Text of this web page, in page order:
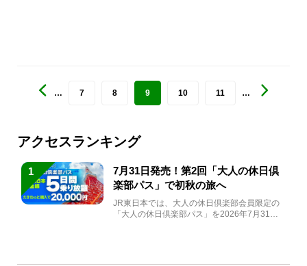
… 7 8 9 10 11 …
アクセスランキング
1
7月31日発売！第2回「大人の休日倶
楽部パス」で初秋の旅へ
JR東日本では、大人の休日倶楽部会員限定の
「大人の休日倶楽部パス」を2026年7月31日